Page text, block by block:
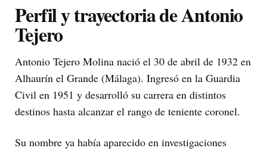
Perfil y trayectoria de Antonio
Tejero
Antonio Tejero Molina nació el 30 de abril de 1932 en
Alhaurín el Grande (Málaga). Ingresó en la Guardia
Civil en 1951 y desarrolló su carrera en distintos
destinos hasta alcanzar el rango de teniente coronel.
Su nombre ya había aparecido en investigaciones